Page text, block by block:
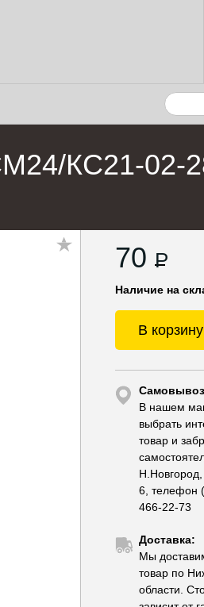
КС21-02-
70 P
Наличие на
В корзину
В нашем
выбрать
товар и
6, телефон
466-22-73
Доставка:
Мы
товар по
области.